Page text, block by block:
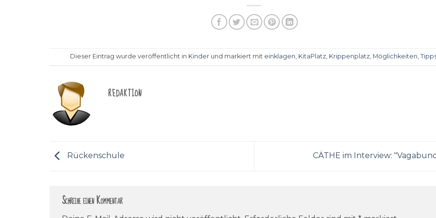
Dieser Eintrag wurde veröffentlicht in Kinderund markiert mit einklagen, KitaPlatz, Krippenplatz, Möglichkeiten,
REDAKTION
Rückenschule CÄTHE im Interview:
Schreibe einen Kommentar